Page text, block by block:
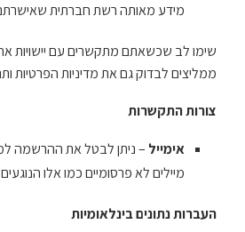
מידע מאותה רשת חברתית שאישרתם
שימו לב שכשאתם מתקשרים עם יישויות
ממליצים לבדוק גם את מדיניות הפרטיות
צורות התקשרות
אימייל
מיילים לא פרסומיים כמו אלו
העברות נתונים בינלאומיות